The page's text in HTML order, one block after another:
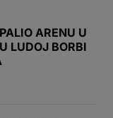
ARENU U
LUDOJ BORBI